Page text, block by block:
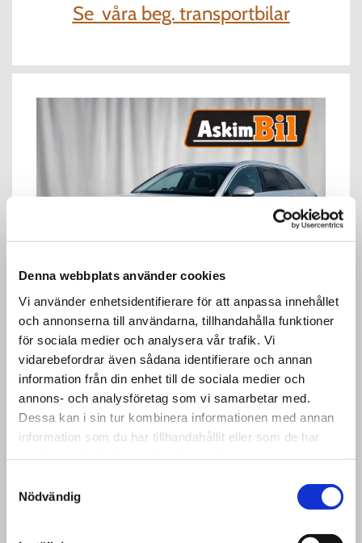
Denna webbplats använder cookies
Vi använder enhetsidentifierare för att anpassa innehållet
och annonserna till användarna, tillhandahålla funktioner
för sociala medier och analysera vår trafik. Vi
vidarebefordrar även sådana identifierare och annan
information från din enhet till de sociala medier och
annons- och analysföretag som vi samarbetar med.
Dessa kan i sin tur kombinera informationen med annan
information som du har tillhandahållit eller som de har
Nödvändig
Se våra beg. transportbilar
Automat & dragkrok
Se våra bilar med aut & drag